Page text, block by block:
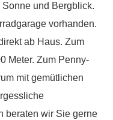
und Bergblick.
vorhanden.
ab Haus. Zum
Meter. Zum Penny-
mit gemütlichen
beraten wir Sie gerne